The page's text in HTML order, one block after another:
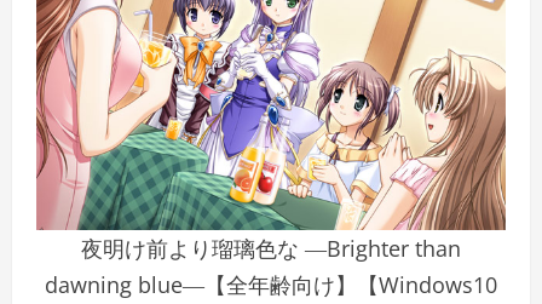
夜明け前より瑠璃色な ―Brighter than
dawning blue―【全年齢向け】【Windows10